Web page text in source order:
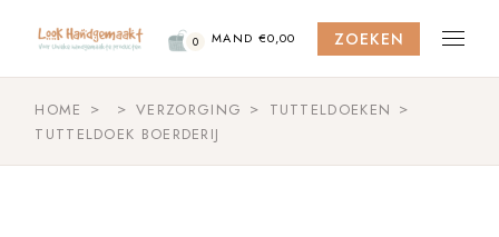
content
0 MAND €0,00 ZOEKEN
HOME VERZORGING
TUTTELDOEKEN
TUTTELDOEK BOERDERIJ